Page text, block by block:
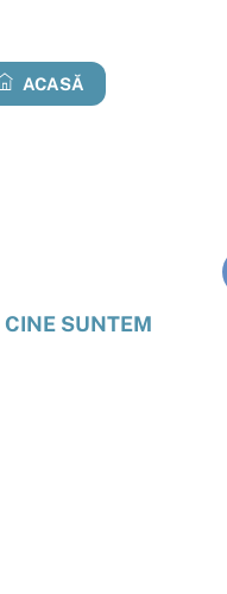
ACASĂ
CINE SUNTEM